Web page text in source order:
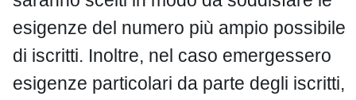
esigenze del numero più ampio possibile
di iscritti. Inoltre, nel caso emergessero
esigenze particolari da parte degli iscritti,